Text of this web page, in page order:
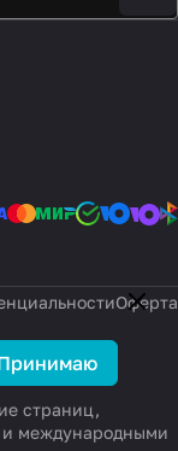
Оферта
страниц,
и международными